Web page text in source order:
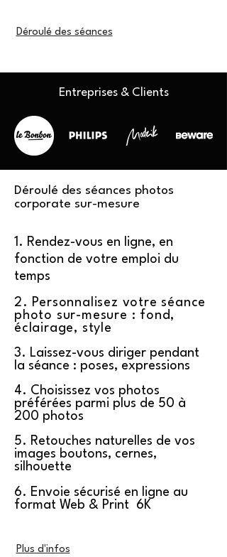
Déroulé des séances
Entreprises & Clients
Déroulé des séances photos
corporate sur-mesure
1. Rendez-vous en ligne, en
fonction de votre emploi du
temps
2. Personnalisez votre séance
photo sur-mesure : fond,
éclairage, style
3. Laissez-vous diriger pendant
la séance : poses, expressions
4. Choisissez vos photos
préférées parmi plus de 50 à
200 photos
5. Retouches naturelles de vos
images boutons, cernes,
silhouette
6. Envoie sécurisé en ligne au
format Web & Print 6K
Plus d'infos